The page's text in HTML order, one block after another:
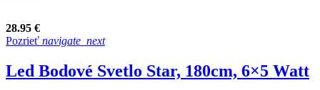
28.95 €
Pozrieť navigate_next
Led Bodové Svetlo Star, 180cm, 6×5 Watt